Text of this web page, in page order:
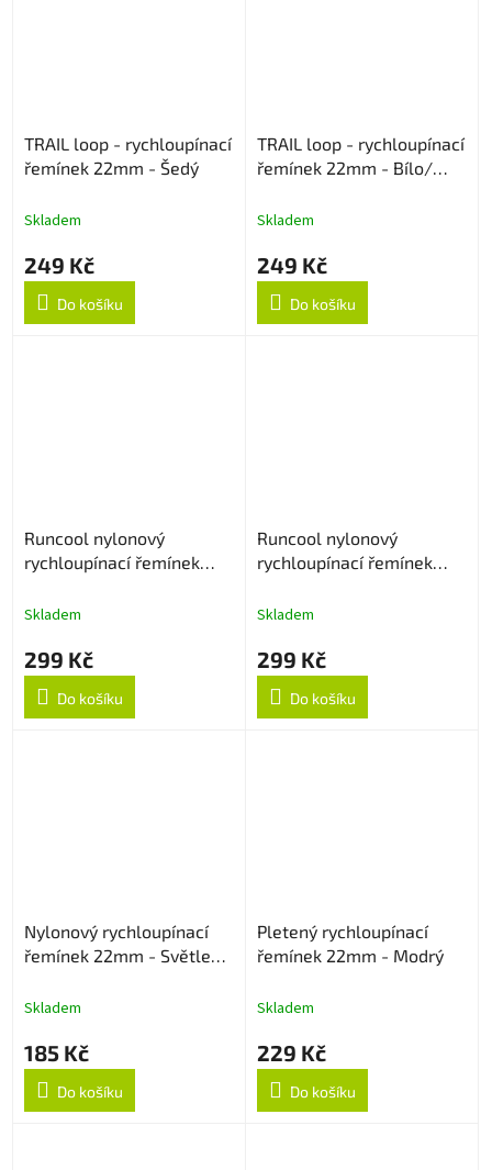
TRAIL loop - rychloupínací
řemínek 22mm - Šedý
Skladem
249 Kč
Do košíku
TRAIL loop - rychloupínací
řemínek 22mm - Bílo/
Skladem
249 Kč
Do košíku
Runcool nylonový
rychloupínací řemínek
Skladem
299 Kč
Do košíku
Runcool nylonový
rychloupínací řemínek
Skladem
299 Kč
Do košíku
Nylonový rychloupínací
řemínek 22mm - Světle
Skladem
185 Kč
Do košíku
Pletený rychloupínací
řemínek 22mm - Modrý
Skladem
229 Kč
Do košíku